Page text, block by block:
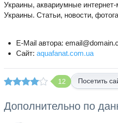
Украины, аквариумные интернет-
Украины. Статьи, новости,
E-Mail автора:
Сайт: aquafanat.com.ua
12
Дополнительно по